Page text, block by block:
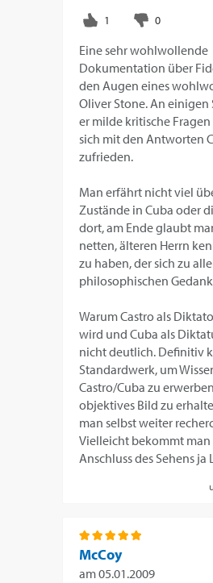
Eine sehr wohlwollende
Dokumentation über
den Augen eines
Oliver Stone. An einigen
er milde kritische
sich mit den Antworten
zufrieden.
Man erfährt nicht viel
Zustände in Cuba oder
dort, am Ende glaubt
netten, älteren Herrn
zu haben, der sich zu
philosophischen
Warum Castro als
wird und Cuba als
nicht deutlich. Definitiv
Standardwerk, um
Castro/Cuba zu
objektives Bild zu
man selbst weiter
Vielleicht bekommt
Anschluss des Sehens ja
McCoy
am05.01.2009